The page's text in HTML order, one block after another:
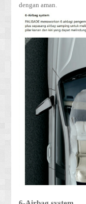
dengan aman.